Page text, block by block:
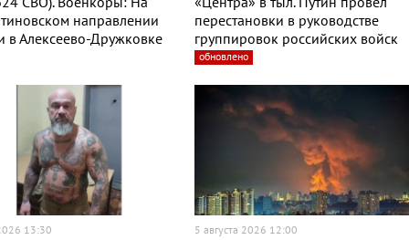
направлении
в Алексеево-Дружковке
перестановки в руководстве
группировок российских войск
обновлено
13:30 5 августа 2026 12:00